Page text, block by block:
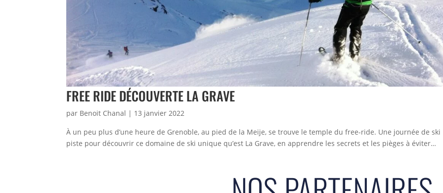
FREE RIDE DÉCOUVERTE LA GRAVE
par Benoit Chanal | 13 janvier 2022
À un peu plus d’une heure de Grenoble, au pied de la Meije, se trouve le temple du free-ride. Une journée de ski
piste pour découvrir ce domaine de ski unique qu’est La Grave, en apprendre les secrets et les pièges à éviter…